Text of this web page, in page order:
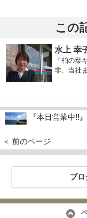
この
水上 幸
「柏の葉
非、当社
『本日営業中!!』
＜ 前のページ
ブロ